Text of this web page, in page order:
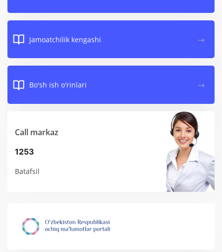
Jamoatchilik kengashi
Bo'sh ish o'rinlari
Call markaz
1253
Batafsil